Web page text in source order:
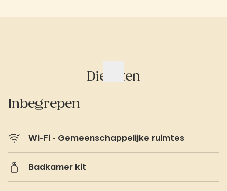
Diensten
Inbegrepen
Wi-Fi - Gemeenschappelijke ruimtes
Badkamer kit